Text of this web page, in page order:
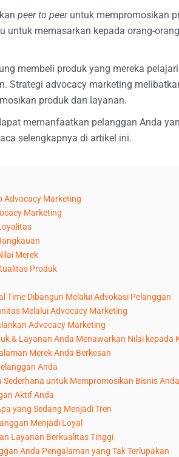
peer to peeruntuk mempromosikan
untuk memasarkan kepada orang-
membeli produk yang mereka
Strategi advocacy marketing
produk dan layanan.
memanfaatkan pelanggan Anda
selengkapnya di artikel ini.
Advocacy Marketing
Marketing
Merek
Produk
Time Dibangun Melalui Advokasi Pelanggan
Melalui Advocacy Marketing
Advocacy Marketing
& Layanan Anda Menawarkan Nilai kepada
Merek Anda Berkesan
Anda
Sederhana untuk Mempromosikan Bisnis
Aktif Anda
yang Sedang Menjadi Tren
Menjadi Loyal
Layanan Berkualitas Tinggi
Anda Pengalaman yang Tak Terlupakan